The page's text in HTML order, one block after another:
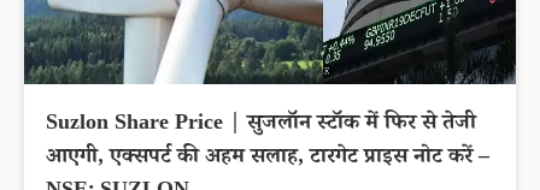
Suzlon Share Price | सुजलॉन स्टॉक में फिर से तेजी
आएगी, एक्सपर्ट की अहम सलाह, टारगेट प्राइस नोट करें –